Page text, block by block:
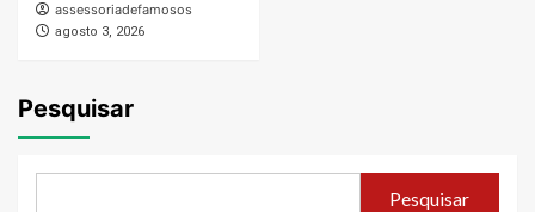
assessoriadefamosos
agosto 3, 2026
Pesquisar
Pesquisar